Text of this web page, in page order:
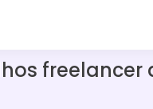
freelancer